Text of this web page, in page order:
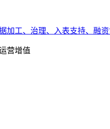
加工、治理、入表支持、融资
营增值